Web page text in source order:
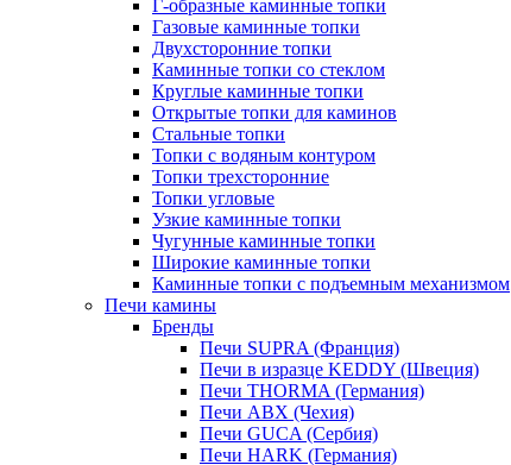
Г-образные каминные топки
Газовые каминные топки
Двухсторонние топки
Каминные топки со стеклом
Круглые каминные топки
Открытые топки для каминов
Стальные топки
Топки с водяным контуром
Топки трехсторонние
Топки угловые
Узкие каминные топки
Чугунные каминные топки
Широкие каминные топки
Каминные топки с подъемным механизмом
Печи камины
Бренды
Печи SUPRA (Франция)
Печи в изразце KEDDY (Швеция)
Печи THORMA (Германия)
Печи ABX (Чехия)
Печи GUCA (Сербия)
Печи HARK (Германия)